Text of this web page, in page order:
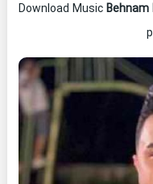
Behnam